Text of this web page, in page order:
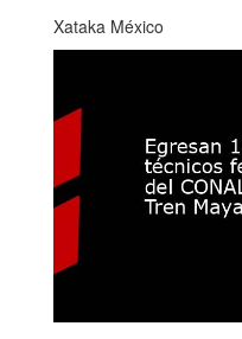
Xataka México